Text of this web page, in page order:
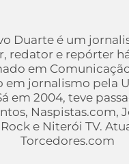
Duarte é um
redator e repórter
em
em jornalismo pela
em 2004, teve
Naspistas.com,
e Niterói TV.
Torcedores.com